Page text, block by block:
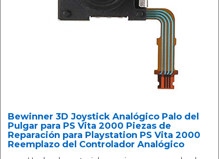
Bewinner 3D Joystick Analógico Palo del
Pulgar para PS Vita 2000 Piezas de
Reparación para Playstation PS Vita 2000
Reemplazo del Controlador Analógico